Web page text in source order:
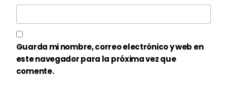
Guarda mi nombre, correo electrónico y web en
este navegador para la próxima vez que
comente.